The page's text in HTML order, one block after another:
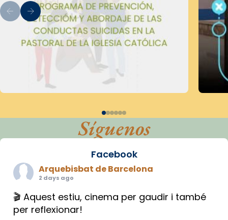
Síguenos
Facebook
Arquebisbat de Barcelona
2 days ago
🎬 Aquest estiu, cinema per gaudir i també
per reflexionar!